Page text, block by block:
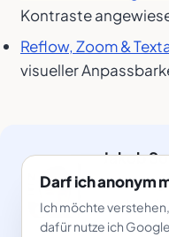
Kontraste
Reflow, Zoom &
visueller
Jakob
html-
Darf ich anonym
Ich möchte
dafür nutze ich